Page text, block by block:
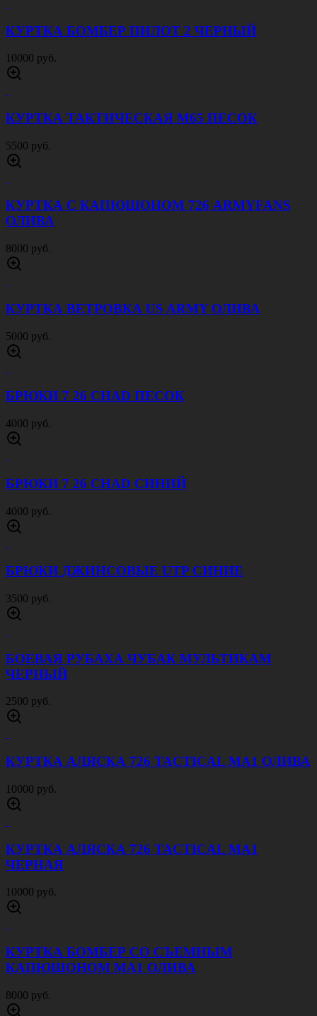
КУРТКА БОМБЕР ПИЛОТ 2 ЧЕРНЫЙ
10000 руб.
КУРТКА ТАКТИЧЕСКАЯ M65 ПЕСОК
5500 руб.
КУРТКА С КАПЮШОНОМ 726 ARMYFANS
ОЛИВА
8000 руб.
КУРТКА ВЕТРОВКА US ARMY ОЛИВА
5000 руб.
БРЮКИ 7 26 CHAD ПЕСОК
4000 руб.
БРЮКИ 7 26 CHAD СИНИЙ
4000 руб.
БРЮКИ ДЖИНСОВЫЕ UTP СИНИЕ
3500 руб.
БОЕВАЯ РУБАХА ЧУБАК МУЛЬТИКАМ
ЧЕРНЫЙ
2500 руб.
КУРТКА АЛЯСКА 726 TACTICAL MA1 ОЛИВА
10000 руб.
КУРТКА АЛЯСКА 726 TACTICAL MA1
ЧЕРНАЯ
10000 руб.
КУРТКА БОМБЕР СО СЪЕМНЫМ
КАПЮШОНОМ MA1 ОЛИВА
8000 руб.